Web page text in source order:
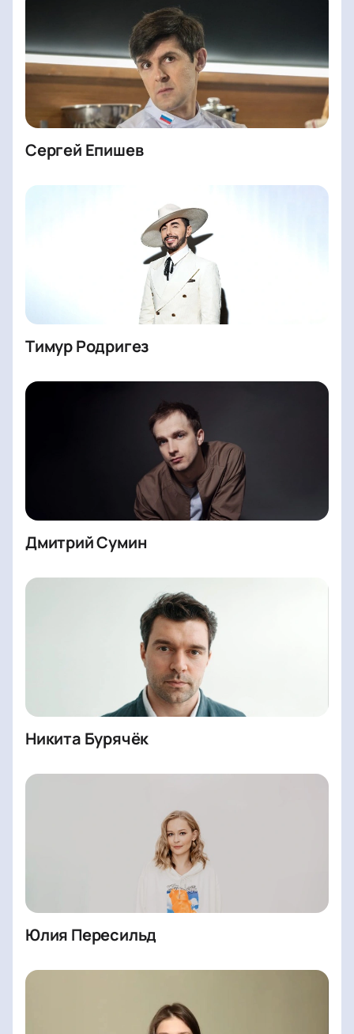
Сергей Епишев
Тимур Родригез
Дмитрий Сумин
Никита Бурячёк
Юлия Пересильд